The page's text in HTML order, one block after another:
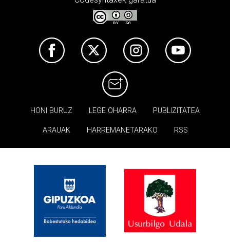
HONI BURUZ LEGE OHARRA PUBLIZITATEA
ARAUAK HARREMANETARAKO RSS